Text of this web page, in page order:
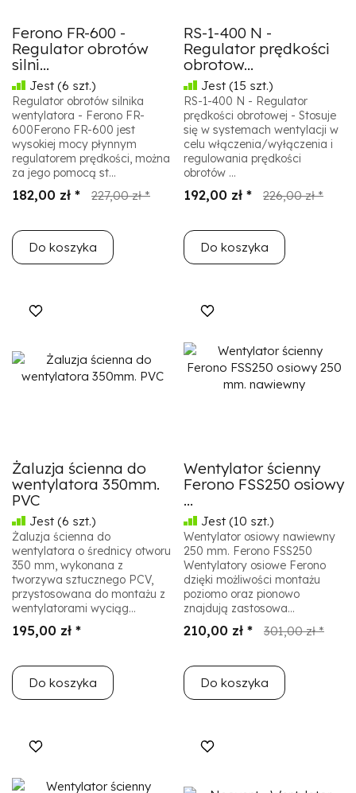
Ferono FR-600 -
Regulator obrotów
silni...
Jest (6 szt.)
Regulator obrotów silnika
wentylatora - Ferono FR-
600Ferono FR-600 jest
wysokiej mocy płynnym
regulatorem prędkości, można
za jego pomocą st...
182,00 zł * 227,00 zł *
Do koszyka
RS-1-400 N -
Regulator prędkości
obrotow...
Jest (15 szt.)
RS-1-400 N - Regulator
prędkości obrotowej - Stosuje
się w systemach wentylacji w
celu włączenia/wyłączenia i
regulowania prędkości
obrotów ...
192,00 zł * 226,00 zł *
Do koszyka
Żaluzja ścienna do
wentylatora 350mm.
PVC
Jest (6 szt.)
Żaluzja ścienna do
wentylatora o średnicy otworu
350 mm, wykonana z
tworzywa sztucznego PCV,
przystosowana do montażu z
wentylatorami wyciąg...
195,00 zł *
Do koszyka
Wentylator ścienny
Ferono FSS250 osiowy
...
Jest (10 szt.)
Wentylator osiowy nawiewny
250 mm. Ferono FSS250
Wentylatory osiowe Ferono
dzięki możliwości montażu
poziomo oraz pionowo
znajdują zastosowa...
210,00 zł * 301,00 zł *
Do koszyka